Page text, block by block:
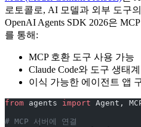
로토콜로, AI 모델과 외부 도구
OpenAI Agents SDK 2026은
를 통해:
MCP 호환 도구 사용 가능
Claude Code와 도구 생태
이식 가능한 에이전트 앱
from agents import Agent,
# MCP 서버에 연결